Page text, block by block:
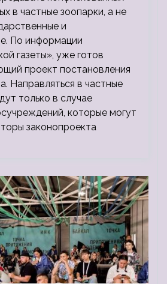
в частные зоопарки, а не
и
По информации
газеты», уже готов
проект постановления
Направляться в частные
только в случае
которые могут
законопроекта